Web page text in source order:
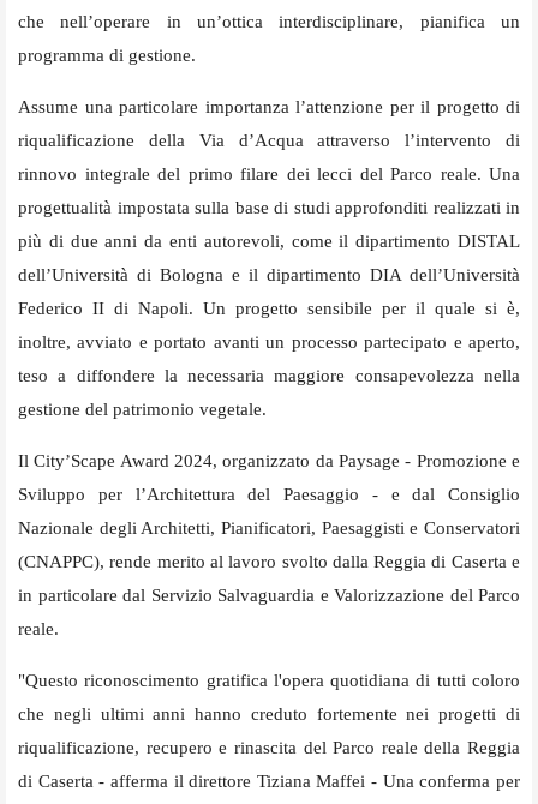
che nell’operare in un’ottica interdisciplinare, pianifica un
programma di gestione.
Assume una particolare importanza l’attenzione per il progetto di
riqualificazione della Via d’Acqua attraverso l’intervento di
rinnovo integrale del primo filare dei lecci del Parco reale. Una
progettualità impostata sulla base di studi approfonditi realizzati in
più di due anni da enti autorevoli, come il dipartimento DISTAL
dell’Università di Bologna e il dipartimento DIA dell’Università
Federico II di Napoli. Un progetto sensibile per il quale si è,
inoltre, avviato e portato avanti un processo partecipato e aperto,
teso a diffondere la necessaria maggiore consapevolezza nella
gestione del patrimonio vegetale.
Il City’Scape Award 2024, organizzato da Paysage - Promozione e
Sviluppo per l’Architettura del Paesaggio - e dal Consiglio
Nazionale degli Architetti, Pianificatori, Paesaggisti e Conservatori
(CNAPPC), rende merito al lavoro svolto dalla Reggia di Caserta e
in particolare dal Servizio Salvaguardia e Valorizzazione del Parco
reale.
"Questo riconoscimento gratifica l'opera quotidiana di tutti coloro
che negli ultimi anni hanno creduto fortemente nei progetti di
riqualificazione, recupero e rinascita del Parco reale della Reggia
di Caserta - afferma il direttore Tiziana Maffei - Una conferma per